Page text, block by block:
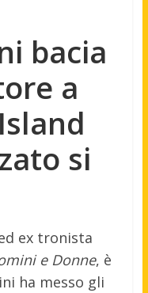
bacia
a
si
ex tronista
e Donne, è
ha messo gli